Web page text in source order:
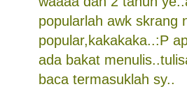
popularlah awk skrang
popular,kakakaka..:P
ada bakat
baca termasuklah sy..